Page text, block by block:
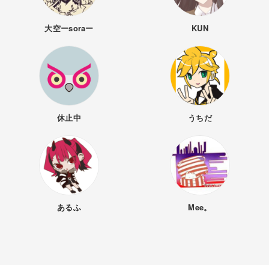
大空ーsoraー KUN
休止中 うちだ
あるふ Mee。